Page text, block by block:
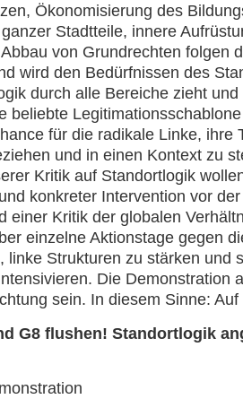
Ökonomisierung des
Stadtteile, innere
von Grundrechten folgen
wird den Bedürfnissen des
durch alle Bereiche zieht
beliebte
für die radikale Linke, ihre
und in einen Kontext zu
Kritik auf Standortlogik
konkreter Intervention vor
einer Kritik der globalen
einzelne Aktionstage gegen
linke Strukturen zu stärken und
Die Demonstration
sein. In diesem Sinne:
G8 flushen! Standortlogik